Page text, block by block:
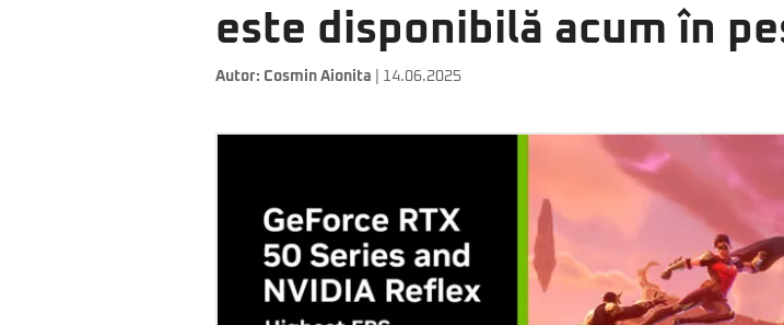
este disponibilă acum în
Autor: Cosmin Aionita | 14.06.2025